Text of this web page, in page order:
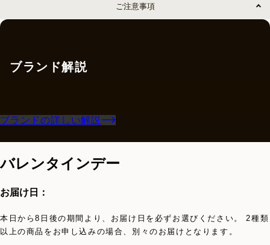
ご注意事項
ブランド解説
ブランドの詳しい解説
バレンタインデー
お届け日：
本日から8日後の期間より、お届け日を必ずお選びください。 2種類
以上の商品をお申し込みの場合、別々のお届けとなります。